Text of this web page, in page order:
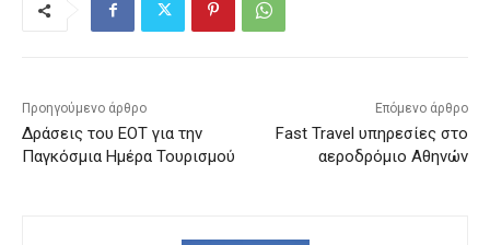
Προηγούμενο άρθρο
Δράσεις του ΕΟΤ για την
Παγκόσμια Ημέρα Τουρισμού
Επόμενο άρθρο
Fast Travel υπηρεσίες στο
αεροδρόμιο Αθηνών